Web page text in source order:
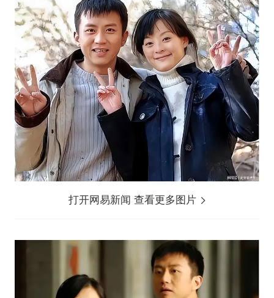
打开网易新闻 查看更多图片